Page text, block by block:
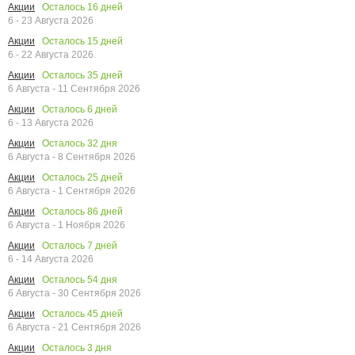
Акции
Осталось 16 дней
6 - 23 Августа 2026
Акции
Осталось 15 дней
6 - 22 Августа 2026
Акции
Осталось 35 дней
6 Августа - 11 Сентября 2026
Акции
Осталось 6 дней
6 - 13 Августа 2026
Акции
Осталось 32 дня
6 Августа - 8 Сентября 2026
Акции
Осталось 25 дней
6 Августа - 1 Сентября 2026
Акции
Осталось 86 дней
6 Августа - 1 Ноября 2026
Акции
Осталось 7 дней
6 - 14 Августа 2026
Акции
Осталось 54 дня
6 Августа - 30 Сентября 2026
Акции
Осталось 45 дней
6 Августа - 21 Сентября 2026
Акции
Осталось 3 дня